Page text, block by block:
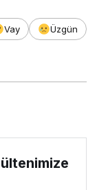
Vay
Üzgün